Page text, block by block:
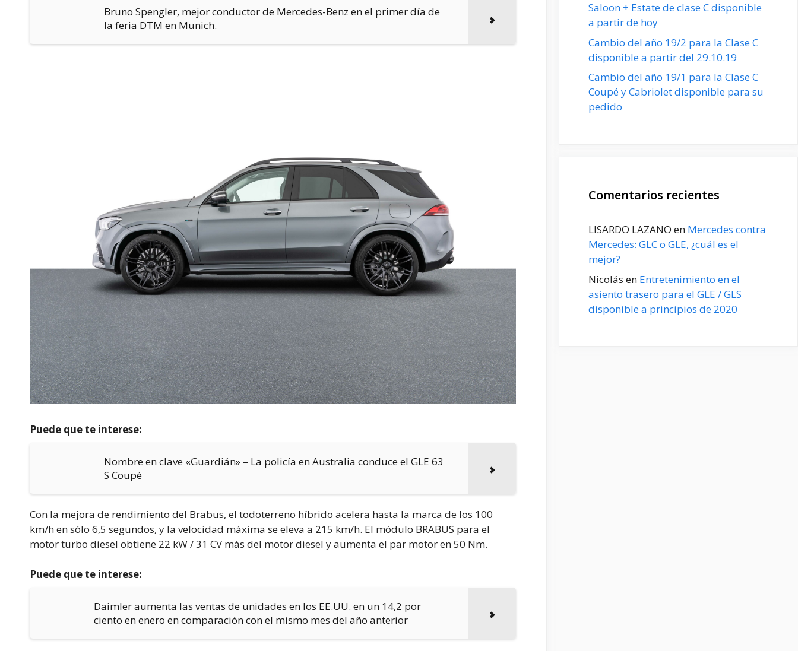
Bruno Spengler, mejor conductor de Mercedes-Benz en el primer día de
la feria DTM en Munich.
Puede que te interese:
Nombre en clave «Guardián» – La policía en Australia conduce el GLE 63
S Coupé
Con la mejora de rendimiento del Brabus, el todoterreno híbrido acelera hasta la marca de los 100
km/h en sólo 6,5 segundos, y la velocidad máxima se eleva a 215 km/h. El módulo BRABUS para el
motor turbo diesel obtiene 22 kW / 31 CV más del motor diesel y aumenta el par motor en 50 Nm.
Puede que te interese:
Daimler aumenta las ventas de unidades en los EE.UU. en un 14,2 por
ciento en enero en comparación con el mismo mes del año anterior
Saloon + Estate de clase C disponible
a partir de hoy
Cambio del año 19/2 para la Clase C
disponible a partir del 29.10.19
Cambio del año 19/1 para la Clase C
Coupé y Cabriolet disponible para su
pedido
Comentarios recientes
LISARDO LAZANO en Mercedes contra
Mercedes: GLC o GLE, ¿cuál es el
mejor?
Nicolás en Entretenimiento en el
asiento trasero para el GLE / GLS
disponible a principios de 2020